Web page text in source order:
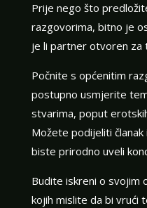
Prije nego što
razgovorima, bitno je
je li partner otvoren za
Počnite s općenitim
postupno usmjerite
stvarima, poput
Možete podijeliti
biste prirodno uveli
Budite iskreni o svojim
kojih mislite da bi vrući